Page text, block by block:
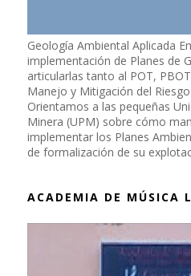
Geología Ambiental Aplicada
implementación de Planes de
articularlas tanto al POT,
Manejo y Mitigación del
Orientamos a las pequeñas
Minera (UPM) sobre cómo
implementar los Planes
de formalización de su
ACADEMIA DE MÚSICA